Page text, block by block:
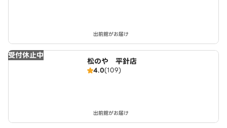
出前館がお届け
受付休止中
松のや 平針店
4.0(109)
出前館がお届け